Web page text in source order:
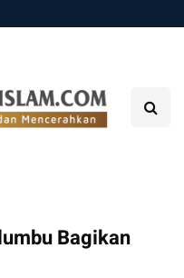
Bagikan